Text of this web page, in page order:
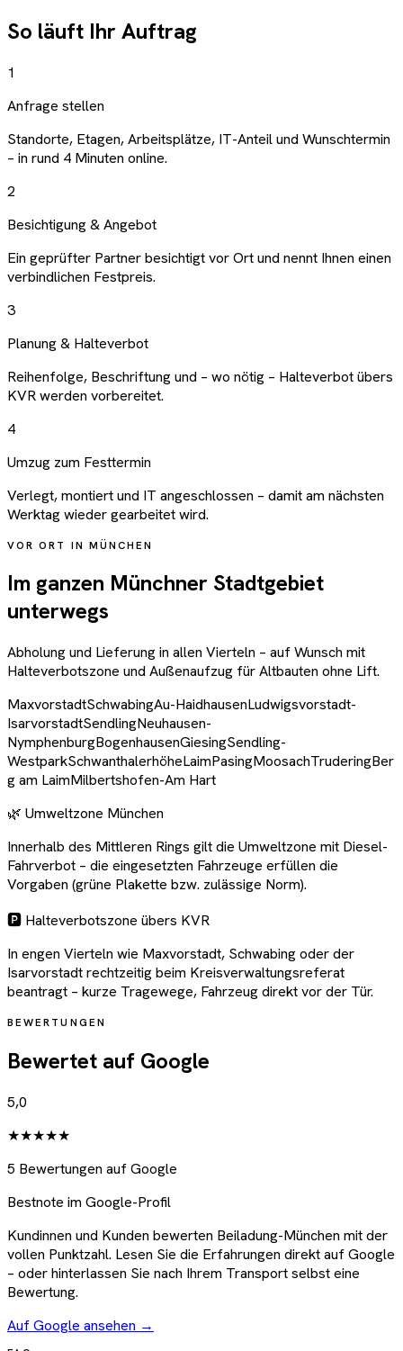
So läuft Ihr Auftrag
1
Anfrage stellen
Standorte, Etagen, Arbeitsplätze, IT-Anteil und Wunschtermin
– in rund 4 Minuten online.
2
Besichtigung & Angebot
Ein geprüfter Partner besichtigt vor Ort und nennt Ihnen einen
verbindlichen Festpreis.
3
Planung & Halteverbot
Reihenfolge, Beschriftung und – wo nötig – Halteverbot übers
KVR werden vorbereitet.
4
Umzug zum Festtermin
Verlegt, montiert und IT angeschlossen – damit am nächsten
Werktag wieder gearbeitet wird.
VOR ORT IN MÜNCHEN
Im ganzen Münchner Stadtgebiet
unterwegs
Abholung und Lieferung in allen Vierteln – auf Wunsch mit
Halteverbotszone und Außenaufzug für Altbauten ohne Lift.
MaxvorstadtSchwabingAu-HaidhausenLudwigsvorstadt-
IsarvorstadtSendlingNeuhausen-
NymphenburgBogenhausenGiesingSendling-
WestparkSchwanthalerhöheLaimPasingMoosachTruderingBer
g am LaimMilbertshofen-Am Hart
🌿 Umweltzone München
Innerhalb des Mittleren Rings gilt die Umweltzone mit Diesel-
Fahrverbot – die eingesetzten Fahrzeuge erfüllen die
Vorgaben (grüne Plakette bzw. zulässige Norm).
🅿️ Halteverbotszone übers KVR
In engen Vierteln wie Maxvorstadt, Schwabing oder der
Isarvorstadt rechtzeitig beim Kreisverwaltungsreferat
beantragt – kurze Tragewege, Fahrzeug direkt vor der Tür.
BEWERTUNGEN
Bewertet auf Google
5,0
★★★★★
5 Bewertungen auf Google
Bestnote im Google-Profil
Kundinnen und Kunden bewerten Beiladung-München mit der
vollen Punktzahl. Lesen Sie die Erfahrungen direkt auf Google
– oder hinterlassen Sie nach Ihrem Transport selbst eine
Bewertung.
Auf Google ansehen →